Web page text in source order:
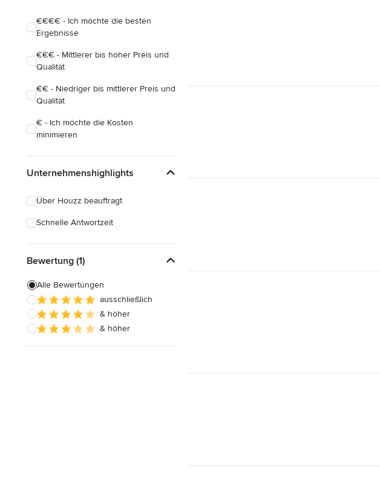
€€€€ - Ich möchte die besten
Ergebnisse
€€€ - Mittlerer bis hoher Preis und
Qualität
€€ - Niedriger bis mittlerer Preis und
Qualität
€ - Ich möchte die Kosten
minimieren
Unternehmenshighlights
Über Houzz beauftragt
Schnelle Antwortzeit
Bewertung (1)
Alle Bewertungen
ausschließlich
& höher
& höher